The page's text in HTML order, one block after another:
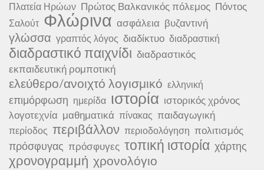
Πλατεία Ηρώων Πρώτος Βαλκανικός πόλεμος Πόντος
Σαλούτ Φλώρινα ασφάλεια βυζαντινή
γλώσσα γραπτός λόγος διαδίκτυο διαδραστική
διαδραστικό παιχνίδι διαδραστικός
εκπαιδευτική ρομποτική
ελεύθερο/ανοιχτό λογισμικό ελληνική
επιμόρφωση ημερίδα ιστορία ιστορικός χρόνος
λογοτεχνία μαθηματικά πίνακας παιδαγωγική
περίοδος περιβάλλον περιοδολόγηση πολιτισμός
πρόσφυγας πρόσφυγες τοπική ιστορία χάρτης
χρονογραμμή χρονολόγιο